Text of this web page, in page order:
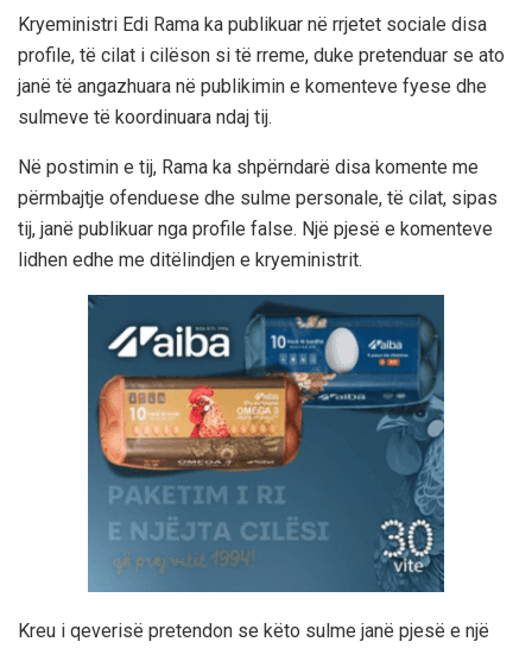
Kryeministri Edi Rama ka publikuar në rrjetet sociale disa
profile, të cilat i cilëson si të rreme, duke pretenduar se ato
janë të angazhuara në publikimin e komenteve fyese dhe
sulmeve të koordinuara ndaj tij.
Në postimin e tij, Rama ka shpërndarë disa komente me
përmbajtje ofenduese dhe sulme personale, të cilat, sipas
tij, janë publikuar nga profile false. Një pjesë e komenteve
lidhen edhe me ditëlindjen e kryeministrit.
Kreu i qeverisë pretendon se këto sulme janë pjesë e një